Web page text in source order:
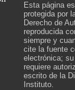
Esta página
protegida por
Derecho de
reproducida
siempre y
cite la fuente
electrónica;
requiere
escrito de la
Instituto.